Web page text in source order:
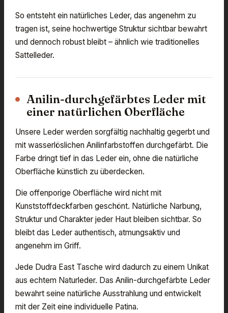
So entsteht ein natürliches Leder, das angenehm zu
tragen ist, seine hochwertige Struktur sichtbar bewahrt
und dennoch robust bleibt – ähnlich wie traditionelles
Sattelleder.
Anilin-durchgefärbtes Leder mit
einer natürlichen Oberfläche
Unsere Leder werden sorgfältig nachhaltig gegerbt und
mit wasserlöslichen Anilinfarbstoffen durchgefärbt. Die
Farbe dringt tief in das Leder ein, ohne die natürliche
Oberfläche künstlich zu überdecken.
Die offenporige Oberfläche wird nicht mit
Kunststoffdeckfarben geschönt. Natürliche Narbung,
Struktur und Charakter jeder Haut bleiben sichtbar. So
bleibt das Leder authentisch, atmungsaktiv und
angenehm im Griff.
Jede Dudra East Tasche wird dadurch zu einem Unikat
aus echtem Naturleder. Das Anilin-durchgefärbte Leder
bewahrt seine natürliche Ausstrahlung und entwickelt
mit der Zeit eine individuelle Patina.